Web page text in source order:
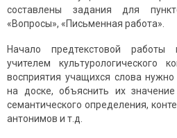
составлены задания для
«Вопросы», «Письменная работа».
Начало предтекстовой работы
учителем культурологического
восприятия учащихся слова
на доске, объяснить их
семантического определения,
антонимов и т.д.